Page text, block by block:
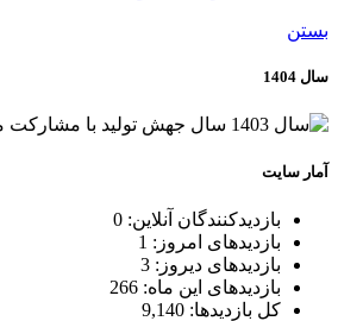
بستن
سال 1404
آمار سایت
بازدیدکنندگان آنلاین: 0
بازدیدهای امروز: 1
بازدیدهای دیروز: 3
بازدیدهای این ماه: 266
کل بازدیدها: 9,140